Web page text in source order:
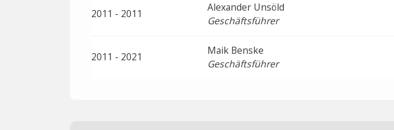
2011 - 2011
Alexander Unsöld
Geschäftsführer
2011 - 2021
Maik Benske
Geschäftsführer